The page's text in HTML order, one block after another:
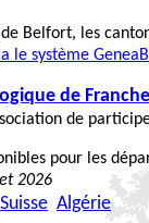
Belfort, les
le système
de
de
pour les
2026
Suisse Algérie